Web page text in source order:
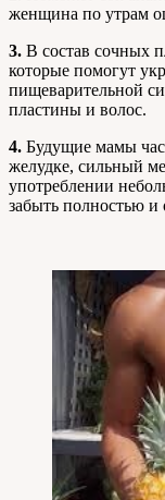
женщина по утрам
3. В состав сочных
которые помогут
пищеварительной
пластины и волос.
4. Будущие мамы
желудке, сильный
употреблении
забыть полностью и